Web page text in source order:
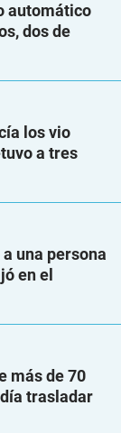
automático
dos de
los vio
a tres
una persona
en el
más de 70
trasladar